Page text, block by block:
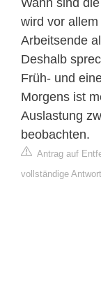
wird vor
Arbeitsende
Deshalb
Früh- und
Morgens ist
Auslastung
beobachten.
Antrag auf
vollständige